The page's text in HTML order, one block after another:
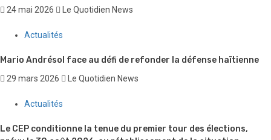
24 mai 2026 Le Quotidien News
Actualités
Mario Andrésol face au défi de refonder la défense haïtienne
29 mars 2026 Le Quotidien News
Actualités
Le CEP conditionne la tenue du premier tour des élections,